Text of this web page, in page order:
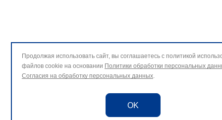
Продолжая использовать сайт, вы соглашаетесь с политикой
файлов cookie на основании Политики обработки персональных
Согласия на обработку персональных данных.
OK